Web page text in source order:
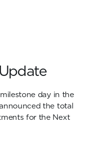
day in the
the total
for the Next